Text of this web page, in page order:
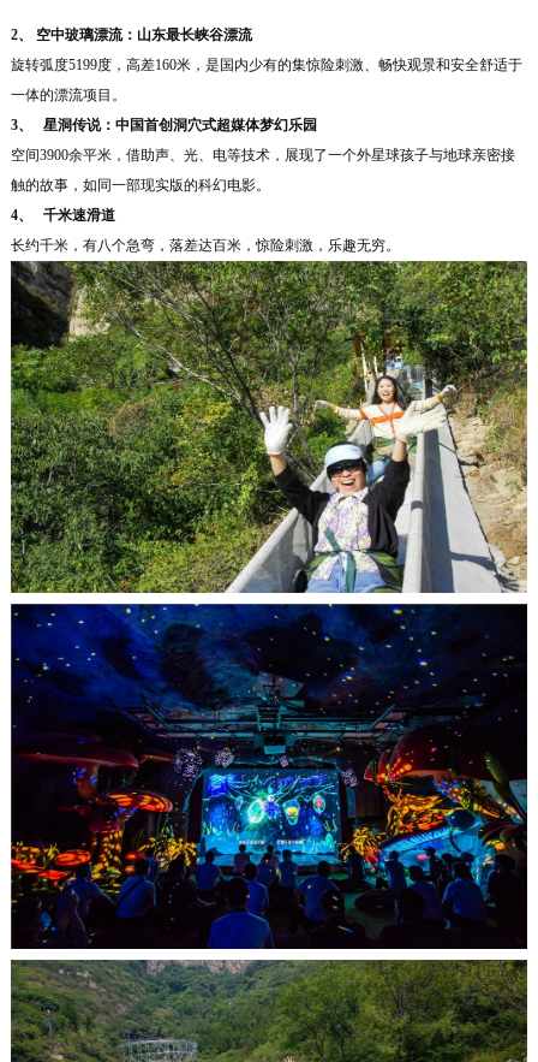
2、
空中玻璃漂流：山东最长峡谷漂流
旋转弧度5199度，高差160米，是国内少有的集惊险刺激、畅快观景和安全舒适于
一体的漂流项目。
3、
星洞传说：中国首创洞穴式超媒体梦幻乐园
空间3900余平米，借助声、光、电等技术，展现了一个外星球孩子与地球亲密接
触的故事，如同一部现实版的科幻电影。
4、
千米速滑道
长约千米，有八个急弯，落差达百米，惊险刺激，乐趣无穷。